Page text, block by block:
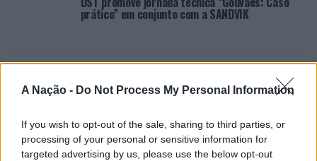
A Nação - Do Not Process My Personal Information
If you wish to opt-out of the sale, sharing to third parties, or
processing of your personal or sensitive information for
targeted advertising by us, please use the below opt-out
prático” em conjunto com a SANDVIK
“Millennium Estoril Open 2026” regressou ao circuito ATP
com vitória do francês Luca Van Assche